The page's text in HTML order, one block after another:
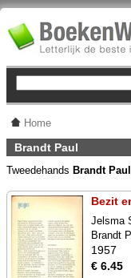
Home
Brandt Paul
Tweedehands Brandt
Bezit
Jelsma
Brandt
1957
€ 6.45